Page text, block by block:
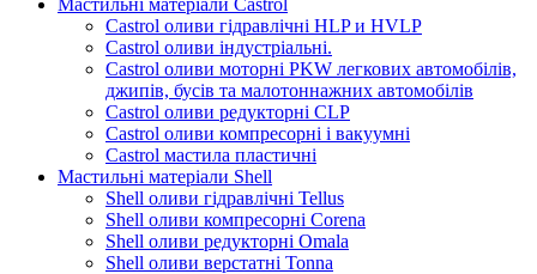
Мастильні матеріали Castrol
Castrol оливи гідравлічні HLP и HVLP
Castrol оливи індустріальні.
Castrol оливи моторні PKW легкових автомобілів,
джипів, бусів та малотоннажних автомобілів
Castrol оливи редукторні CLP
Castrol оливи компресорні і вакуумні
Castrol мастила пластичні
Мастильні матеріали Shell
Shell оливи гідравлічні Tellus
Shell оливи компресорні Corena
Shell оливи редукторні Omala
Shell оливи верстатні Tonna